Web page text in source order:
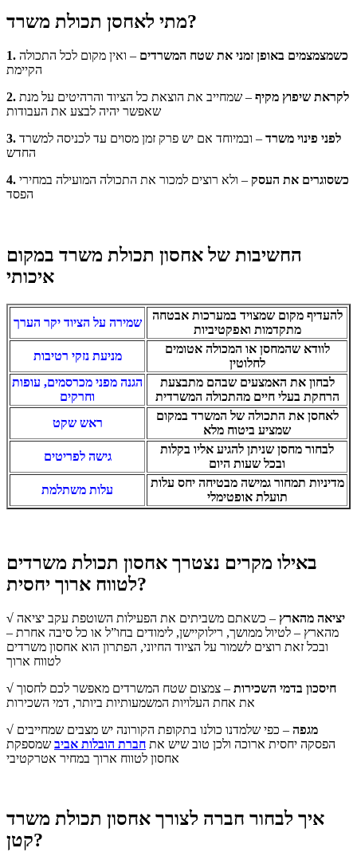
מתי לאחסן תכולת משרד?
1. כשמצמצמים באופן זמני את שטח המשרדים – ואין מקום לכל התכולה
הקיימת
2. לקראת שיפוץ מקיף – שמחייב את הוצאת כל הציוד והרהיטים על מנת
שאפשר יהיה לבצע את העבודות
3. לפני פינוי משרד – ובמיוחד אם יש פרק זמן מסוים עד לכניסה למשרד
החדש
4. כשסוגרים את העסק – ולא רוצים למכור את התכולה המועילה במחירי
הפסד
החשיבות של אחסון תכולת משרד במקום
איכותי
שמירה על הציוד יקר הערך
להעדיף מקום שמצויד במערכות אבטחה
מתקדמות ואפקטיביות
מניעת נזקי רטיבות
לוודא שהמחסן או המכולה אטומים
לחלוטין
הגנה מפני מכרסמים, עופות
וחרקים
לבחון את האמצעים שבהם מתבצעת
הרחקת בעלי חיים מהתכולה המשרדית
ראש שקט
לאחסן את התכולה של המשרד במקום
שמציע ביטוח מלא
גישה לפריטים
לבחור מחסן שניתן להגיע אליו בקלות
ובכל שעות היום
עלות משתלמת
מדיניות תמחור גמישה מבטיחה יחס עלות
תועלת אופטימלי
באילו מקרים נצטרך אחסון תכולת משרדים
לטווח ארוך יחסית?
√ יציאה מהארץ – כשאתם משביתים את הפעילות השוטפת עקב יציאה
מהארץ – לטיול ממושך, רילוקיישן, לימודים בחו”ל או כל סיבה אחרת –
ובכל זאת רוצים לשמור על הציוד החיוני, הפתרון הוא אחסון משרדים
לטווח ארוך
√ חיסכון בדמי השכירות – צמצום שטח המשרדים מאפשר לכם לחסוך
את אחת העלויות המשמעותיות ביותר, דמי השכירות
√ מגפה – כפי שלמדנו כולנו בתקופת הקורונה יש מצבים שמחייבים
הפסקה יחסית ארוכה ולכן טוב שיש את חברת הובלות אביב שמספקת
אחסון לטווח ארוך במחיר אטרקטיבי
איך לבחור חברה לצורך אחסון תכולת משרד
קטן?